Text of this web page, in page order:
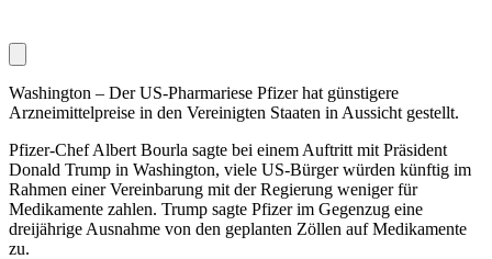
Washington – Der US-Pharmariese Pfizer hat günstigere
Arzneimittelpreise in den Vereinigten Staaten in Aussicht gestellt.
Pfizer-Chef Albert Bourla sagte bei einem Auftritt mit Präsident
Donald Trump in Washington, viele US-Bürger würden künftig im
Rahmen einer Vereinbarung mit der Regierung weniger für
Medikamente zahlen. Trump sagte Pfizer im Gegenzug eine
dreijährige Ausnahme von den geplanten Zöllen auf Medikamente
zu.